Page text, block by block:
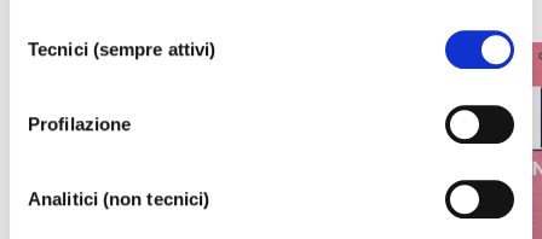
TUTTI”, l’utente acconsente all’uso di tutti i cookie non
tecnici, inclusi quindi quelli di profilazione, analitici e
social. Il consenso è facoltativo e può essere revocato in
qualsiasi momento. Se l’utente desidera modificare le
sinistra dello schermo. Per sapere di più sui cookie che
da dove è
delTecnici (sempre attivi)
Profilazione
Analitici (non tecnici)